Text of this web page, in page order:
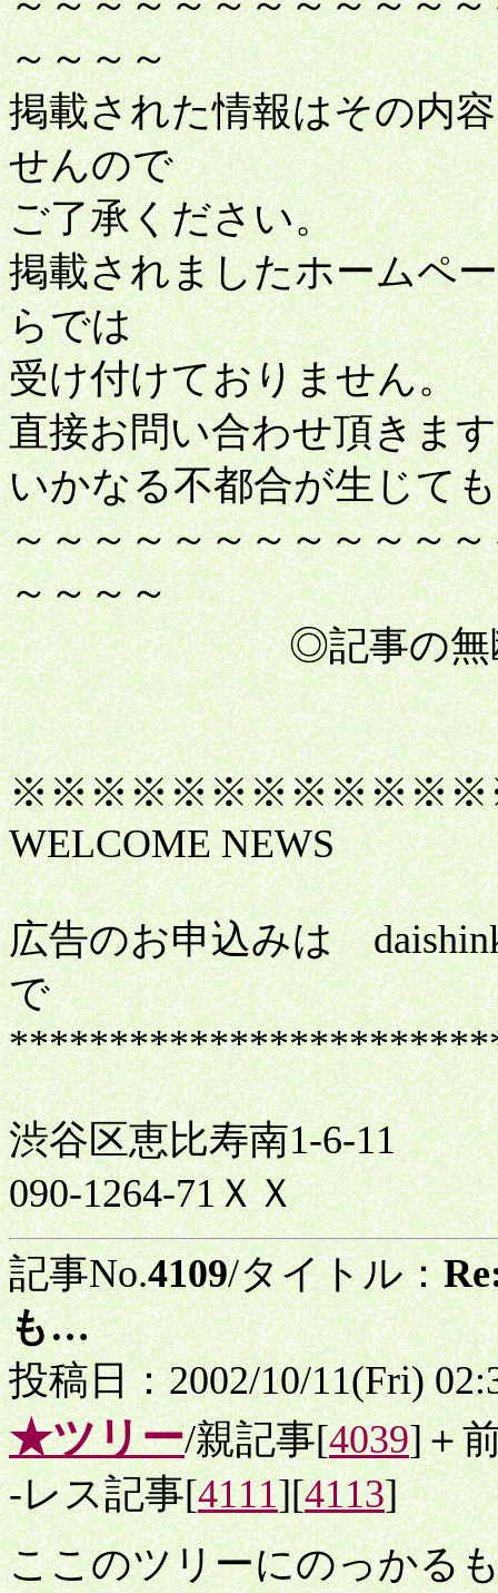
～～～～
掲載された情報はその内
せんので
ご了承ください。
掲載されましたホームペ
らでは
受け付けておりません。
直接お問い合わせ頂きま
いかなる不都合が生じて
～～～～～～～～～～～
～～～～
◎記事の無断転載
WELCOME NEWS
広告のお申込みは
で
渋谷区恵比寿南1-6-11
090-1264-71ＸＸ
記事No.4109/タイトル：
も…
投稿日：2002/10/11(Fri)
★ツリー/親記事[4039]＋
-レス記事[4111][4113]
ここのツリーにのっかる